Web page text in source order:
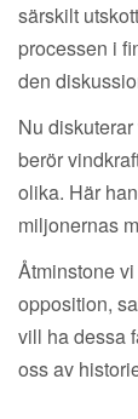
särskilt
processen i
den
Nu
berör
olika. Här
miljonernas
Åtminstone
opposition,
vill ha dessa
oss av